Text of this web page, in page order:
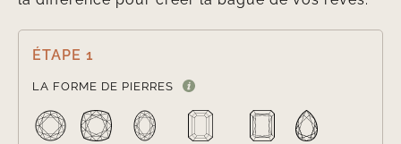
ÉTAPE 1
LA FORME DE PIERRES